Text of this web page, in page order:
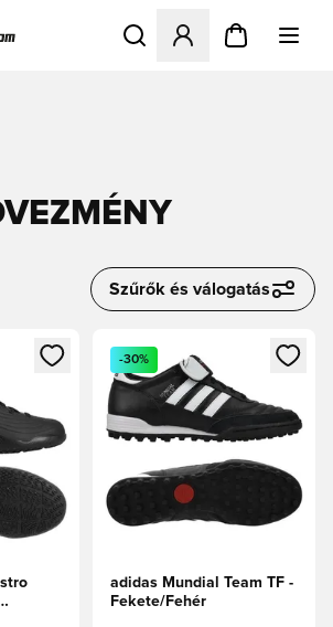
Megnyit egy modált a
Szűrők és válogatás
a bejelentkezéshez vagy a tagként
Megnyit egy modált a
-30%
adidas Mundial Team TF -
Fekete/Fehér